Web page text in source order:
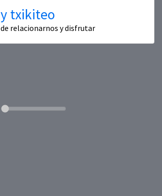
txikiteo
relacionarnos y disfrutar